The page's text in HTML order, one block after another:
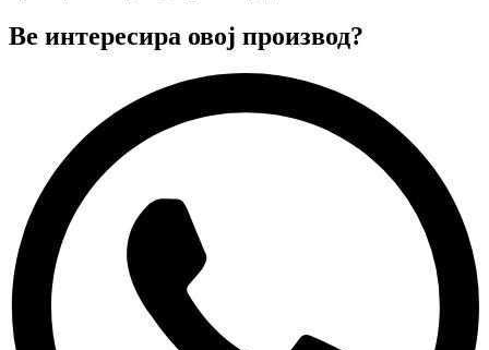
Ве интересира овој производ?